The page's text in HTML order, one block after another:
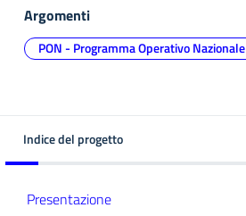
Argomenti
PON - Programma Operativo Nazionale
Indice del progetto
Presentazione